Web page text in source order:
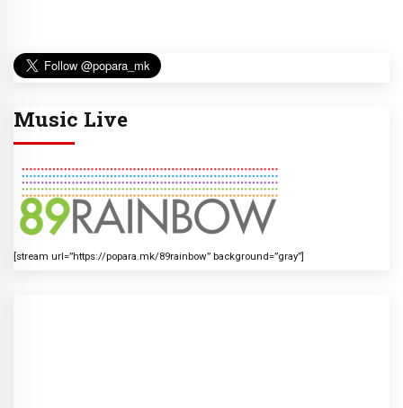
Music Live
[stream url=”https://popara.mk/89rainbow” background=”gray”]